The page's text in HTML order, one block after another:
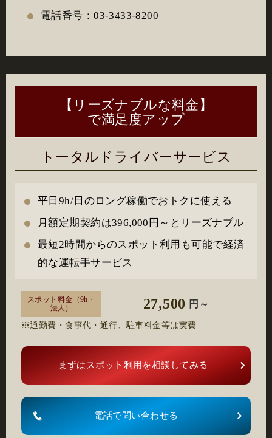
電話番号：03-3433-8200
【リーズナブルな料金】
で満足度アップ
トータルドライバーサービス
平日9h/日のロング稼働でおトクに使える
月額定期契約は396,000円～とリーズナブル
最短2時間からのスポット利用も可能で経済
的な運転手サービス
スポット料金 （9h・
法人）
27,500 円～
※通勤費・食事代・通行、駐車料金等は実費
まずはスポット利用を相談してみる
電話で問い合わせる